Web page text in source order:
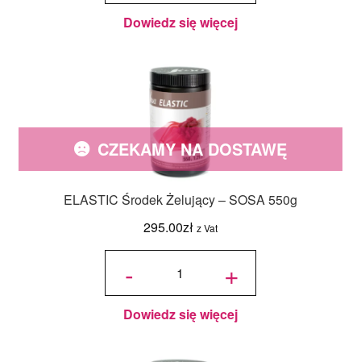
Dowiedz się więcej
ELASTIC Środek Żelujący – SOSA 550g
295.00zł z Vat
CZEKAMY NA DOSTAWĘ
-
ilość
Żelujący
- SOSA
550g +
Dowiedz się więcej